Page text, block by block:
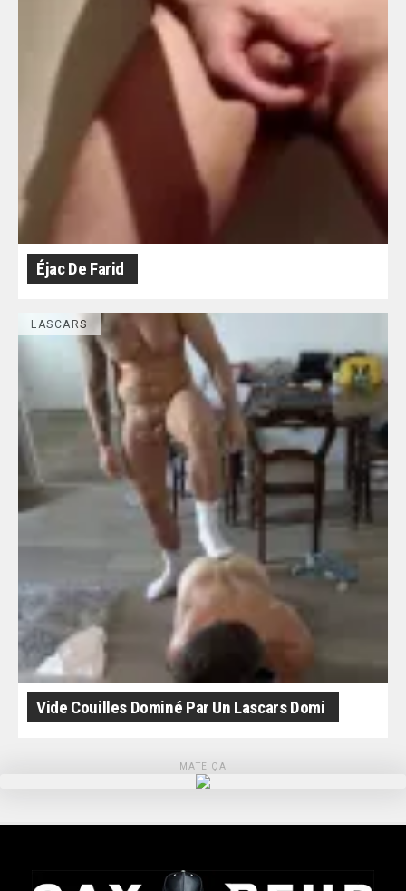
Éjac De Farid
LASCARS
Vide Couilles Dominé Par Un Lascars Domi
MATE ÇA